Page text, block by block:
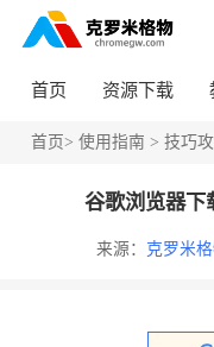
首页 资源下载
首页> 使用指南 > 技巧
谷歌浏览器下
来源： 克罗米